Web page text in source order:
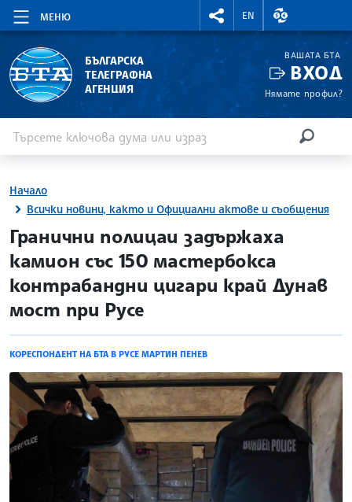
МЕНЮ
RIGHTMENU.SOCIAL
EN
ВАЛУТНИ
БЪЛГАРСКА
ТЕЛЕГРАФНА
АГЕНЦИЯ
ВАШАТА БТА
ВХОД
Нямате профил?
Начало
Всички новини, както и Официални актове и съобщения
site.bta
Гранични полицаи задържаха
камион със 150 мастербокса
контрабандни цигари край Дунав
мост при Русе
КОРЕСПОНДЕНТ НА БТА В РУСЕ МАРТИН ПЕНЕВ